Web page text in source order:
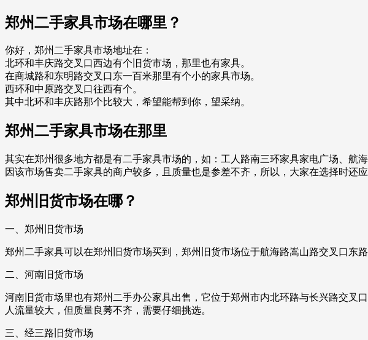
郑州二手家具市场在哪里？
你好，郑州二手家具市场地址在：
北环和丰庆路交叉口西边有个旧货市场，那里也有家具。
在商城路和东明路交叉口东一百米那里有个小的家具市场。
西环和中原路交叉口往西有个。
其中北环和丰庆路那个比较大，希望能帮到你，望采纳。
郑州二手家具市场在那里
其实在郑州很多地方都是有二手家具市场的，如：工人路南三环家具家电广场、航
因该市场售卖二手家具的商户较多，且质量也是参差不齐，所以，大家在选择时还
郑州旧货市场在哪？
一、郑州旧货市场
郑州二手家具可以在郑州旧货市场买到，郑州旧货市场位于航海路嵩山路交叉口东
二、河南旧货市场
河南旧货市场里也有郑州二手办公家具出售，它位于郑州市内北环路与长兴路交叉
人流量较大，但质量良莠不齐，需要仔细挑选。
三、经三路旧货市场